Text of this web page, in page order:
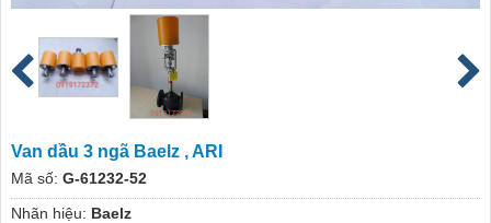
Van dầu 3 ngã Baelz , ARI
Mã số: G-61232-52
Nhãn hiệu: Baelz